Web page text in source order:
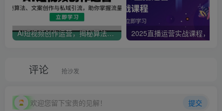
AI短视频创作运营，揭秘算法、文案创作与私域引流，助你掌握流量密码
评论 抢沙发
欢迎您留下宝贵的见解！ 提交